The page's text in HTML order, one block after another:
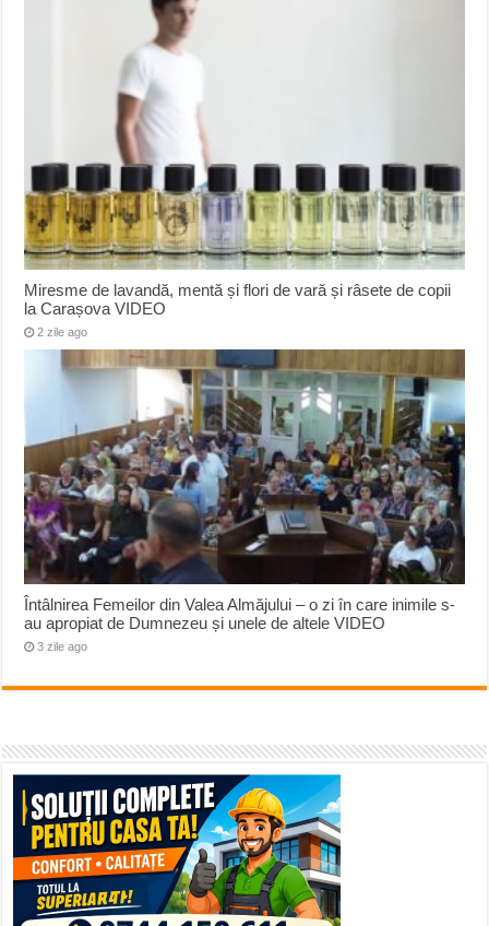
Miresme de lavandă, mentă și flori de vară și râsete de copii
la Carașova VIDEO
2 zile ago
Întâlnirea Femeilor din Valea Almăjului – o zi în care inimile s-
au apropiat de Dumnezeu și unele de altele VIDEO
3 zile ago